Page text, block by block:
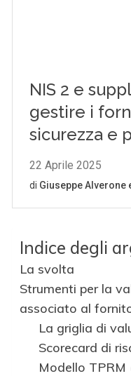
Indice degli
La svolta
Strumenti per la
associato al
La griglia di
Scorecard di
Modello